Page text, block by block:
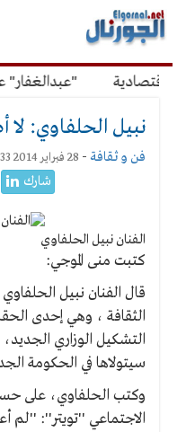
القائمة
الرئيسية
"عبدالغفار"
نبيل الحلفاوي: لا
فن و ثقافة - 28 فبراير 2014 9:33 ص
شارك
الفنان نبيل الحلفاوي
كتبت منى الموجي:
قال الفنان نبيل
الثقافة ، وهي إحدى
التشكيل الوزاري
سيتولاها في الحكومة
وكتب الحلفاوي، على
الاجتماعي ''تويتر'':